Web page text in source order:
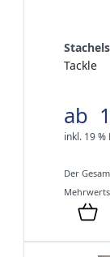
Tackle
ab
inkl. 19 %
Der